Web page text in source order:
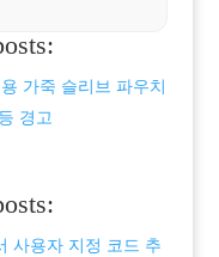
가죽 슬리브 파우치
경고
사용자 지정 코드 추